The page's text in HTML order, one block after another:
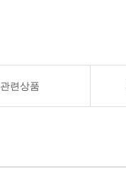
관련상품